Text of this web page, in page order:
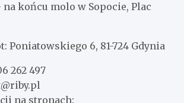
końcu molo w Sopocie, Plac
Poniatowskiego 6, 81-724 Gdynia
262 497
na stronach: